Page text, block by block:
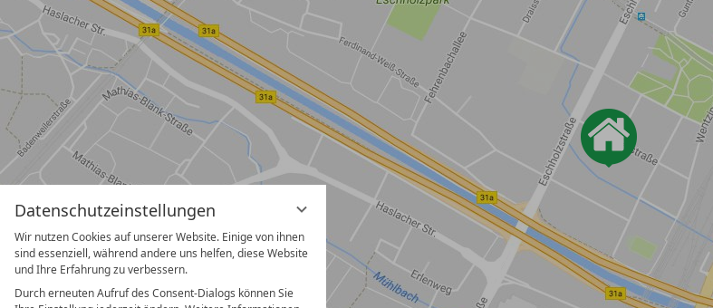
Datenschutzeinstellungen
Wir nutzen Cookies auf unserer Website. Einige von ihnen
sind essenziell, während andere uns helfen, diese Website
und Ihre Erfahrung zu verbessern.
Durch erneuten Aufruf des Consent-Dialogs können Sie